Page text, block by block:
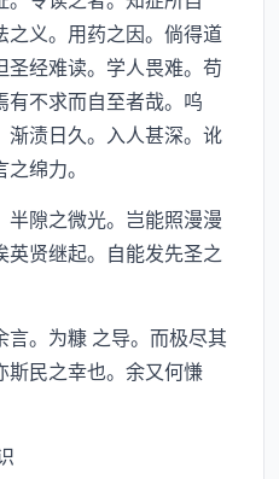
义。用药之因。倘得道
经难读。学人畏难。苟
有不求而自至者哉。呜
渐渍日久。入人甚深。讹
绵力。
隙之微光。岂能照漫漫
英贤继起。自能发先圣之
。为糠 之导。而极尽其
斯民之幸也。余又何慊